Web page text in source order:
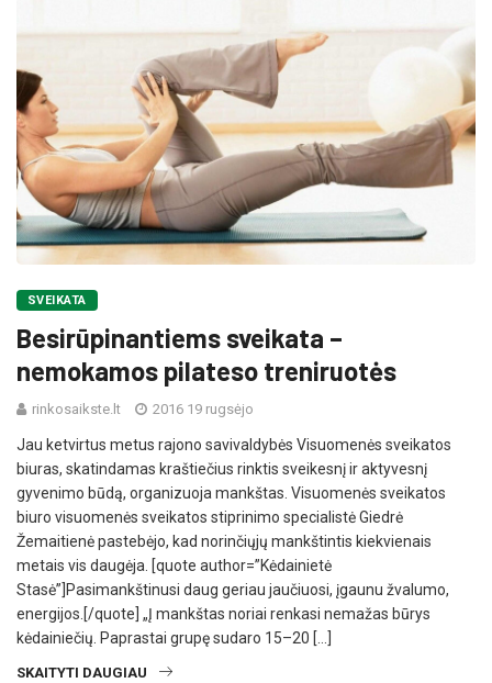
SVEIKATA
Besirūpinantiems sveikata –
nemokamos pilateso treniruotės
rinkosaikste.lt 2016 19 rugsėjo
Jau ketvirtus metus rajono savivaldybės Visuomenės sveikatos
biuras, skatindamas kraštiečius rinktis sveikesnį ir aktyvesnį
gyvenimo būdą, organizuoja mankštas. Visuomenės sveikatos
biuro visuomenės sveikatos stiprinimo specialistė Giedrė
Žemaitienė pastebėjo, kad norinčiųjų mankštintis kiekvienais
metais vis daugėja. [quote author=”Kėdainietė
Stasė”]Pasimankštinusi daug geriau jaučiuosi, įgaunu žvalumo,
energijos.[/quote] „Į mankštas noriai renkasi nemažas būrys
kėdainiečių. Paprastai grupę sudaro 15–20 […]
SKAITYTI DAUGIAU